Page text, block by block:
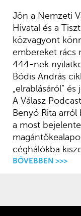
Jön a Nemzeti
Hivatal és a
közvagyont
embereket rács
444-nek
Bódis András
„elrablásáról”
A Válasz
Benyó Rita
a most
céghálókba
BŐVEBBEN >>>